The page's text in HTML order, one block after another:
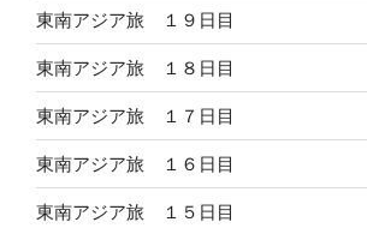
東南アジア旅 １９日目
東南アジア旅 １８日目
東南アジア旅 １７日目
東南アジア旅 １６日目
東南アジア旅 １５日目